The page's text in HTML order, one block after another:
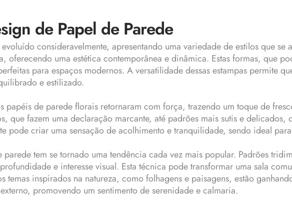
de Papel de Parede
consideravelmente, apresentando uma variedade de estilos que se
oferecendo uma estética contemporânea e dinâmica. Estas formas, que
para espaços modernos. A versatilidade dessas estampas permite
e estilizado.
de parede florais retornaram com força, trazendo um toque de
que fazem uma declaração marcante, até padrões mais sutis e
pode criar uma sensação de acolhimento e tranquilidade, sendo ideal
tem se tornado uma tendência cada vez mais popular. Padrões
e interesse visual. Esta técnica pode transformar uma sala
temas inspirados na natureza, como folhagens e paisagens, estão
promovendo um sentimento de serenidade e calmaria.